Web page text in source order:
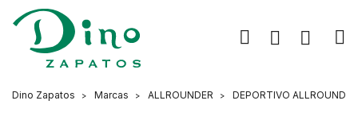
Dino Zapatos Marcas ALLROUNDER DEPORTIVO